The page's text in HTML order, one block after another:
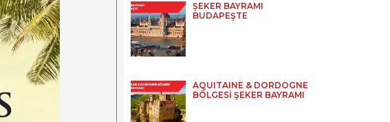
ŞEKER BAYRAMI
BUDAPEŞTE
AQUITAINE & DORDOGNE
BÖLGESİ ŞEKER BAYRAMI